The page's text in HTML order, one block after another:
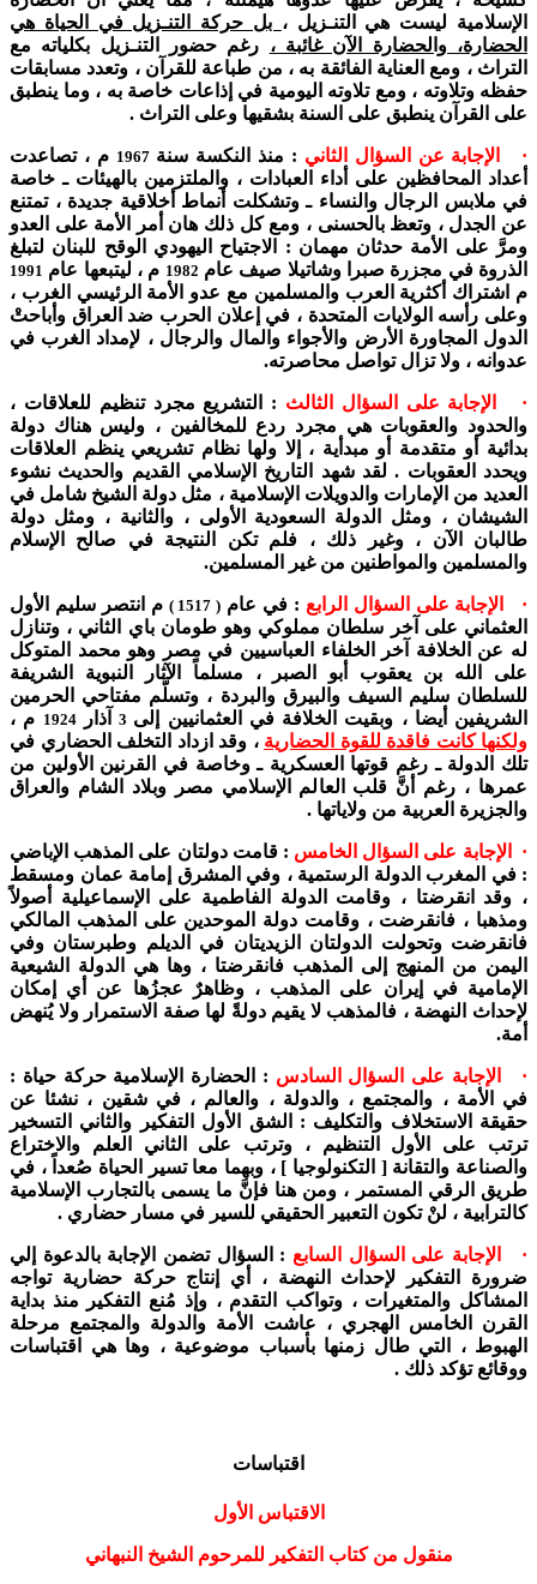
الإسلامية ليست هي التنـزيل ، بل حركة التنـزيل في الحياة هي
الحضارة، والحضارة الآن غائبة ، رغم حضور التنـزيل بكلياته مع
التراث ، ومع العناية الفائقة به ، من طباعة للقرآن ، وتعدد مسابقات
حفظه وتلاوته ، ومع تلاوته اليومية في إذاعات خاصة به ، وما ينطبق
على القرآن ينطبق على السنة بشقيها وعلى التراث .
· الإجابة عن السؤال الثاني : منذ النكسة سنة1967 م ، تصاعدت
أعداد المحافظين على أداء العبادات ، والملتزمين بالهيئات ـ خاصة
في ملابس الرجال والنساء ـ وتشكلت أنماط أخلاقية جديدة ، تمتنع
عن الجدل ، وتعظ بالحسنى ، ومع كل ذلك هان أمر الأمة على العدو
ومرَّ على الأمة حدثان مهمان : الاجتياح اليهودي الوقح للبنان لتبلغ
الذروة في مجزرة صبرا وشاتيلا صيف عام 1982 م ، ليتبعها عام 1991
م اشتراك أكثرية العرب والمسلمين مع عدو الأمة الرئيسي الغرب ،
وعلى رأسه الولايات المتحدة ، في إعلان الحرب ضد العراق وأباحتْ
الدول المجاورة الأرض والأجواء والمال والرجال ، لإمداد الغرب في
عدوانه ، ولا تزال تواصل محاصرته.
· الإجابة على السؤال الثالث : التشريع مجرد تنظيم للعلاقات ،
والحدود والعقوبات هي مجرد ردع للمخالفين ، وليس هناك دولة
بدائية أو متقدمة أو مبدأية ، إلا ولها نظام تشريعي ينظم العلاقات
ويحدد العقوبات . لقد شهد التاريخ الإسلامي القديم والحديث نشوء
العديد من الإمارات والدويلات الإسلامية ، مثل دولة الشيخ شامل في
الشيشان ، ومثل الدولة السعودية الأولى ، والثانية ، ومثل دولة
طالبان الآن ، وغير ذلك ، فلم تكن النتيجة في صالح الإسلام
والمسلمين والمواطنين من غير المسلمين.
· الإجابة على السؤال الرابع : في عام ( 1517 )
م انتصر سليم الأول
العثماني على آخر سلطان مملوكي وهو طومان باي الثاني ، وتنازل
له عن الخلافة آخر الخلفاء العباسيين في مصر وهو محمد المتوكل
على الله بن يعقوب أبو الصبر ، مسلماً الآثار النبوية الشريفة
للسلطان سليم السيف والبيرق والبردة ، وتسلَّم مفتاحي الحرمين
الشريفين أيضا ، وبقيت الخلافة في العثمانيين إلى
آذار1924 م ،
ولكنها كانت فاقدة للقوة الحضارية ، وقد ازداد التخلف الحضاري في
تلك الدولة ـ رغم قوتها العسكرية ـ وخاصة في القرنين الأولين من
عمرها ، رغم أنَّ قلب العالم الإسلامي مصر وبلاد الشام والعراق
والجزيرة العربية من ولاياتها .
· الإجابة على السؤال الخامس : قامت دولتان على المذهب الإباضي
: في المغرب الدولة الرستمية ، وفي المشرق إمامة عمان ومسقط
، وقد انقرضتا ، وقامت الدولة الفاطمية على الإسماعيلية أصولاً
ومذهبا ، فانقرضت ، وقامت دولة الموحدين على المذهب المالكي
فانقرضت وتحولت الدولتان الزيديتان في الديلم وطبرستان وفي
اليمن من المنهج إلى المذهب فانقرضتا ، وها هي الدولة الشيعية
الإمامية في إيران على المذهب ، وظاهرٌ عجزُها عن أي إمكان
لإحداث النهضة ، فالمذهب لا يقيم دولةً لها صفة الاستمرار ولا يُنهض
أمة.
· الإجابة على السؤال السادس : الحضارة الإسلامية حركة حياة :
في الأمة ، والمجتمع ، والدولة ، والعالم ، في شقين ، نشئا عن
حقيقة الاستخلاف والتكليف : الشق الأول التفكير والثاني التسخير
ترتب على الأول التنظيم ، وترتب على الثاني العلم والاختراع
والصناعة والتقانة [ التكنولوجيا ] ، وبهما معا تسير الحياة صُعداً ، في
طريق الرقي المستمر ، ومن هنا فإنَّ ما يسمى بالتجارب الإسلامية
كالترابية ، لنْ تكون التعبير الحقيقي للسير في مسار حضاري .
· الإجابة على السؤال السابع : السؤال تضمن الإجابة بالدعوة إلي
ضرورة التفكير لإحداث النهضة ، أي إنتاج حركة حضارية تواجه
المشاكل والمتغيرات ، وتواكب التقدم ، وإذ مُنع التفكير منذ بداية
القرن الخامس الهجري ، عاشت الأمة والدولة والمجتمع مرحلة
الهبوط ، التي طال زمنها بأسباب موضوعية ، وها هي اقتباسات
ووقائع تؤكد ذلك .
اقتباسات
الاقتباس الأول
منقول من كتاب التفكير للمرحوم الشيخ النبهاني